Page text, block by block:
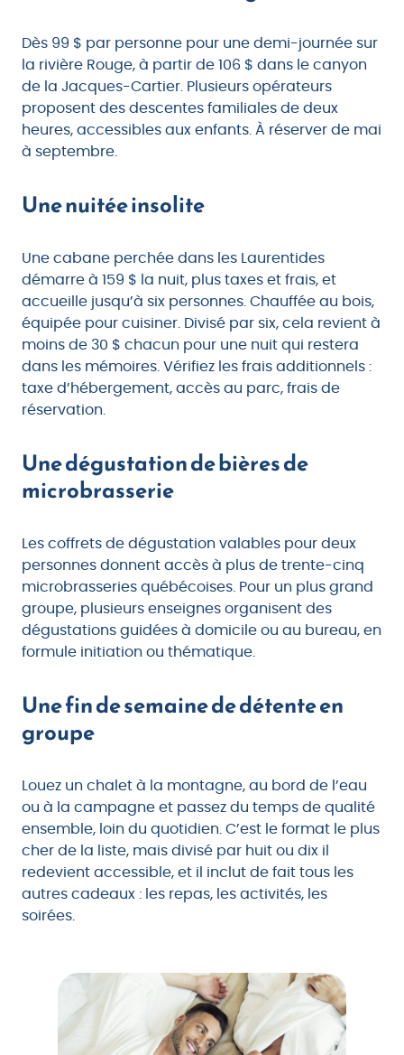
Dès 99 $ par personne pour une demi-journée sur
la rivière Rouge, à partir de 106 $ dans le canyon
de la Jacques-Cartier. Plusieurs opérateurs
proposent des descentes familiales de deux
heures, accessibles aux enfants. À réserver de mai
à septembre.
Une nuitée insolite
Une cabane perchée dans les Laurentides
démarre à 159 $ la nuit, plus taxes et frais, et
accueille jusqu’à six personnes. Chauffée au bois,
équipée pour cuisiner. Divisé par six, cela revient à
moins de 30 $ chacun pour une nuit qui restera
dans les mémoires. Vérifiez les frais additionnels :
taxe d’hébergement, accès au parc, frais de
réservation.
Une dégustation de bières de
microbrasserie
Les coffrets de dégustation valables pour deux
personnes donnent accès à plus de trente-cinq
microbrasseries québécoises. Pour un plus grand
groupe, plusieurs enseignes organisent des
dégustations guidées à domicile ou au bureau, en
formule initiation ou thématique.
Une fin de semaine de détente en
groupe
Louez un chalet à la montagne, au bord de l’eau
ou à la campagne et passez du temps de qualité
ensemble, loin du quotidien. C’est le format le plus
cher de la liste, mais divisé par huit ou dix il
redevient accessible, et il inclut de fait tous les
autres cadeaux : les repas, les activités, les
soirées.